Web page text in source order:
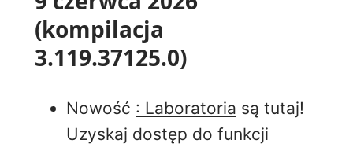
(kompilacja
3.119.37125.0)
Nowość : Laboratoria są tutaj!
Uzyskaj dostęp do funkcji